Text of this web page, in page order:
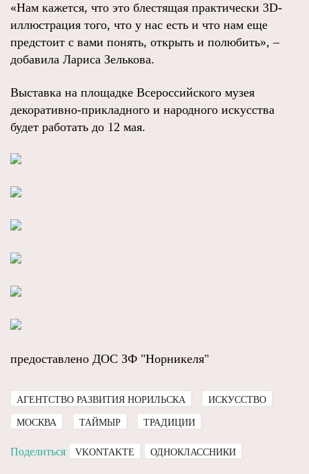
«Нам кажется, что это блестящая практически 3D-
иллюстрация того, что у нас есть и что нам еще
предстоит с вами понять, открыть и полюбить», –
добавила Лариса Зелькова.
Выставка на площадке Всероссийского музея
декоративно-прикладного и народного искусства
будет работать до 12 мая.
предоставлено ДОС ЗФ "Норникеля"
АГЕНТСТВО РАЗВИТИЯ НОРИЛЬСКА ИСКУССТВО
МОСКВА ТАЙМЫР ТРАДИЦИИ
Поделиться VKONTAKTE ОДНОКЛАССНИКИ